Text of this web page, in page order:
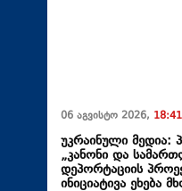
06 აგვისტო 2026, 18:41
უკრაინული მედია:
„კანონი და
დეპორტაციის
ინიციატივა ეხება